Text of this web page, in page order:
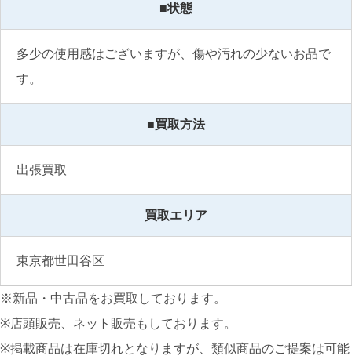
■状態
多少の使用感はございますが、傷や汚れの少ないお品で
す。
■買取方法
出張買取
買取エリア
東京都世田谷区
※新品・中古品をお買取しております。
※店頭販売、ネット販売もしております。
※掲載商品は在庫切れとなりますが、類似商品のご提案は可能